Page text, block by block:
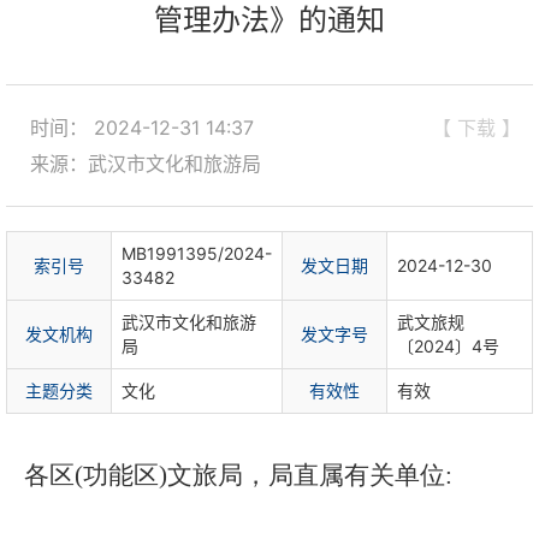
管理办法》的通知
【 下载 】
时间： 2024-12-31 14:37
来源：武汉市文化和旅游局
索引号
MB1991395/2024-
33482
发文日期 2024-12-30
发文机构
武汉市文化和旅游
局
发文字号
武文旅规
〔2024〕4号
主题分类 文化 有效性 有效
各区(功能区)文旅局，局直属有关单位: